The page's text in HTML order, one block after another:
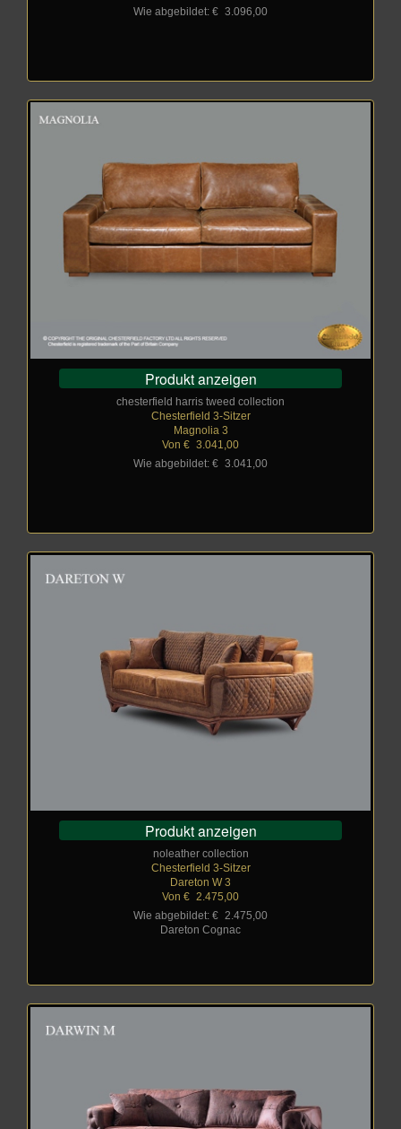
Wie abgebildet: € 3.096,00
Produkt anzeigen
chesterfield harris tweed collection
Chesterfield 3-Sitzer
Magnolia 3
Von € 3.041,00
Wie abgebildet: € 3.041,00
Produkt anzeigen
noleather collection
Chesterfield 3-Sitzer
Dareton W 3
Von € 2.475,00
Wie abgebildet: €
2.475,00
Dareton Cognac